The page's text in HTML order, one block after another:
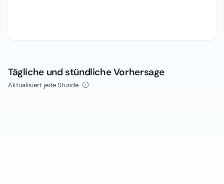
Tägliche und stündliche Vorhersage
Aktualisiert jede Stunde